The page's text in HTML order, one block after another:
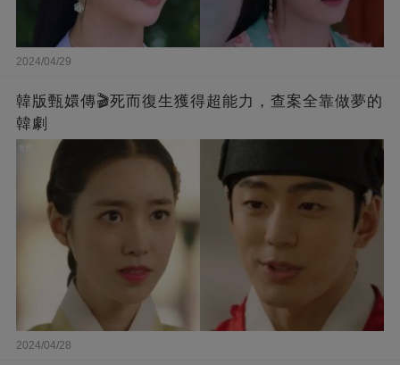
2024/04/29
韓版甄嬛傳🎬死而復生獲得超能力，查案全靠做夢的
韓劇
2024/04/28